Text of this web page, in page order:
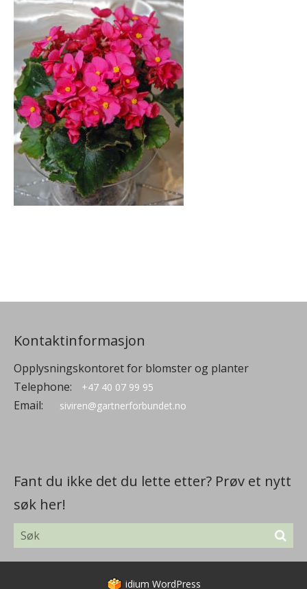
Kontaktinformasjon
Opplysningskontoret for blomster og planter
Telephone:
+47 40 07 99 95
Email: siviren@gartnerforbundet.no
Fant du ikke det du lette etter? Prøv et nytt
søk her!
idium WordPress